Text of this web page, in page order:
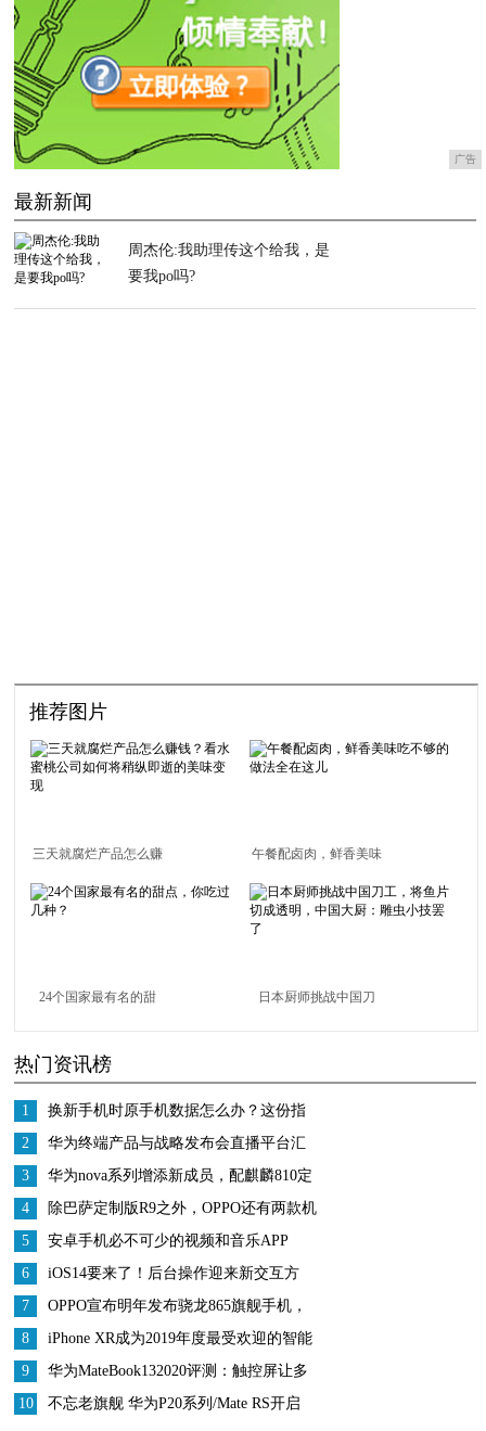
广告
最新新闻
周杰伦:我助理传这个给我，是
要我po吗?
推荐图片
三天就腐烂产品怎么赚
钱？看水蜜桃公司如何
将稍纵即逝的美味变现
午餐配卤肉，鲜香美味
吃不够的做法全在这儿
24个国家最有名的甜 日本厨师挑战中国刀
热门资讯榜
1
换新手机时原手机数据怎么办？这份指
南收好
2
华为终端产品与战略发布会直播平台汇
总看劲爆新品
3
华为nova系列增添新成员，配麒麟810定
位中端市场
4
除巴萨定制版R9之外，OPPO还有两款机
型要发?
5
安卓手机必不可少的视频和音乐APP
6
iOS14要来了！后台操作迎来新交互方
式，怎么感觉有点像MIUI？
7
OPPO宣布明年发布骁龙865旗舰手机，
网友纷纷喊话Find X2
8
iPhone XR成为2019年度最受欢迎的智能
手机
9
华为MateBook132020评测：触控屏让多
屏协同更好用
10
不忘老旗舰 华为P20系列/Mate RS开启